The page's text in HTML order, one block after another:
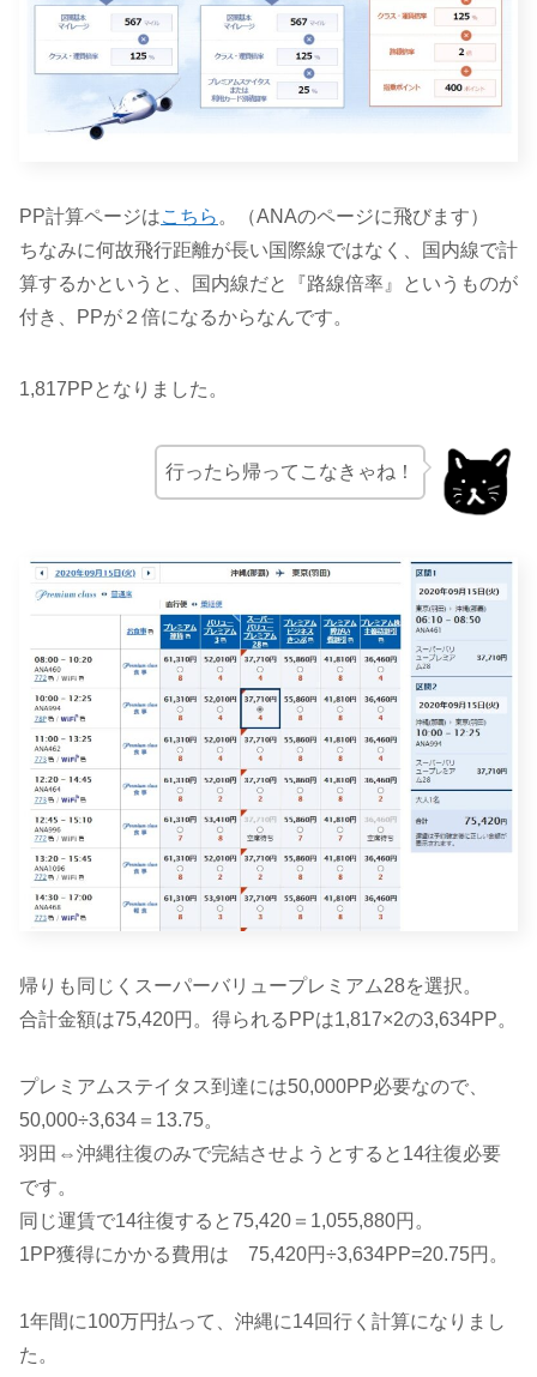
PP計算ページはこちら 。（ANAのページに飛びます）
ちなみに何故飛行距離が長い国際線ではなく、国内線で計
算するかというと、国内線だと『路線倍率』というものが
付き、PPが２倍になるからなんです。
1,817PPとなりました。
行ったら帰ってこなきゃね！
帰りも同じくスーパーバリュープレミアム28を選択。
合計金額は75,420円。得られるPPは1,817×2の3,634PP。
プレミアムステイタス到達には50,000PP必要なので、
50,000÷3,634＝13.75。
羽田⇔沖縄往復のみで完結させようとすると14往復必要
です。
同じ運賃で14往復すると75,420＝1,055,880円。
1PP獲得にかかる費用は 75,420円÷3,634PP=20.75円。
1年間に100万円払って、沖縄に14回行く計算になりまし
た。